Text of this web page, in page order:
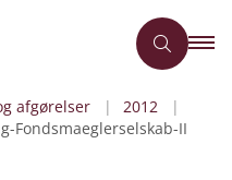
afgørelser
2012
Fondsmaeglerselskab-II